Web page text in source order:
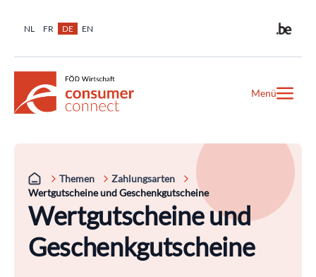
NL FR DE EN
Menü
Themen
Zahlungsarten
Wertgutscheine und Geschenkgutscheine
Wertgutscheine und
Geschenkgutscheine